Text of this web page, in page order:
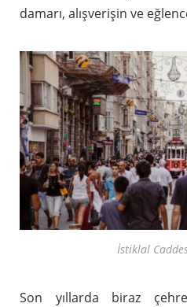
damarı, alışverişin ve
İstiklal
Son yıllarda biraz